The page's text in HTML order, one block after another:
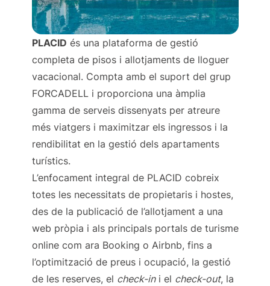
PLACID és una plataforma de gestió
completa de pisos i allotjaments de lloguer
vacacional. Compta amb el suport del grup
FORCADELL i proporciona una àmplia
gamma de serveis dissenyats per atreure
més viatgers i maximitzar els ingressos i la
rendibilitat en la gestió dels apartaments
turístics.
L’enfocament integral de PLACID cobreix
totes les necessitats de propietaris i hostes,
des de la publicació de l’allotjament a una
web pròpia i als principals portals de turisme
online com ara Booking o Airbnb, fins a
l’optimització de preus i ocupació, la gestió
de les reserves, el check-ini el check-out, la